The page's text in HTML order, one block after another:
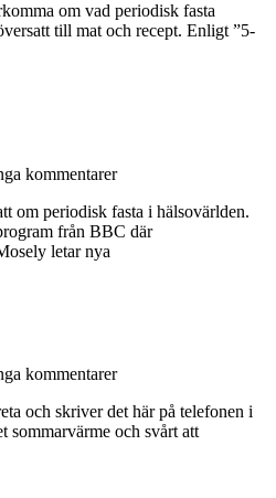
om vad periodisk fasta
till mat och recept. Enligt ”5-
kommentarer
om periodisk fasta i hälsovärlden.
från BBC där
letar nya
kommentarer
och skriver det här på telefonen i
sommarvärme och svårt att